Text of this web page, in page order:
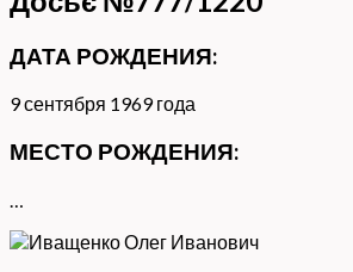
ДАТА РОЖДЕНИЯ:
9 сентября 1969 года
МЕСТО РОЖДЕНИЯ: